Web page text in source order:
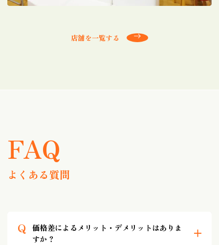
店舗を一覧する
FAQ
よくある質問
Q
価格差によるメリット・デメリットはありま
すか？